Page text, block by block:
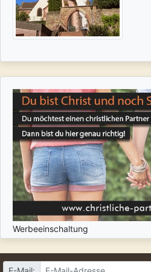
Werbeeinschaltung